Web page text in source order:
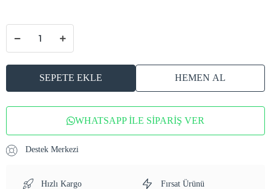
SEPETE EKLE HEMEN AL
WHATSAPP İLE SİPARİŞ VER
Destek Merkezi
Hızlı Kargo Fırsat Ürünü